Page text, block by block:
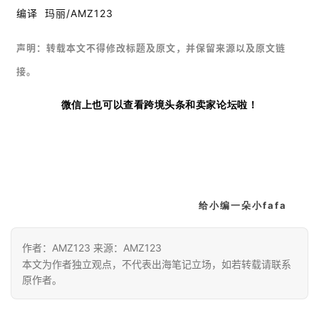
编译 玛丽/AMZ123
声明： 转载本文不得修改标题及原文，并保留来源以及原文链
接。
微信上也可以查看跨境头条和卖家论坛啦！
给小编一朵小fafa
作者：AMZ123 来源：AMZ123
本文为作者独立观点，不代表出海笔记立场，如若转载请联系
原作者。